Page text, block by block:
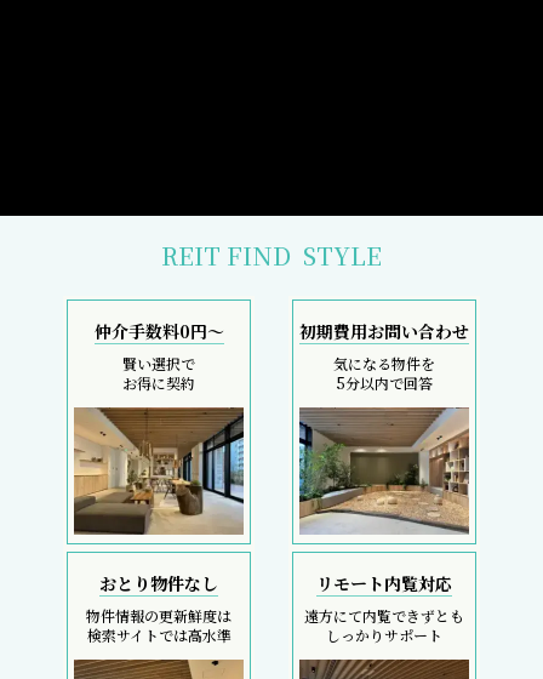
REIT FIND STYLE
仲介手数料0円～
賢い選択で
お得に契約
初期費用お問い合わせ
気になる物件を
5分以内で回答
おとり物件なし
物件情報の更新鮮度は
検索サイトでは高水準
リモート内覧対応
遠方にて内覧できずとも
しっかりサポート